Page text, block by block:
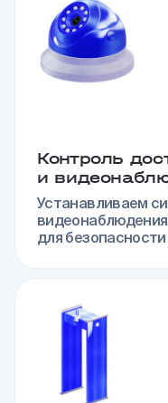
Контроль
и
Устанавливаем
для